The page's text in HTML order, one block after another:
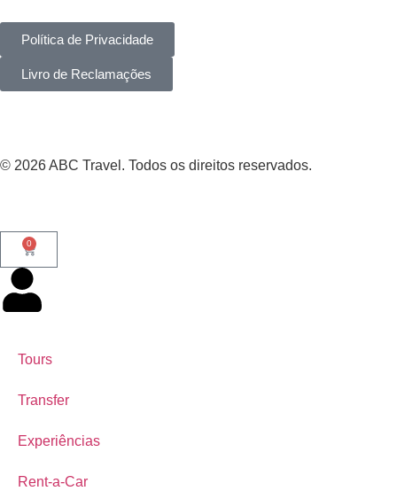
Política de Privacidade
Livro de Reclamações
© 2026ABC Travel. Todos os direitos reservados.
0
Tours
Transfer
Experiências
Rent-a-Car